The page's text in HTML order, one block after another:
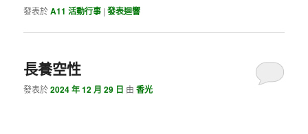
發表於A11 活動行事 |發表迴響
長養空性
發表於2024 年 12 月 29 日 由香光